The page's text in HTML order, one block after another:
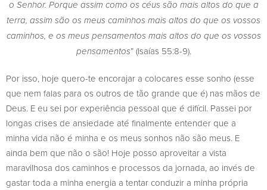
o Senhor. Porque assim como os céus são mais altos do que a
terra, assim são os meus caminhos mais altos do que os vossos
caminhos, e os meus pensamentos mais altos do que os vossos
pensamentos” (Isaías 55:8-9).
Por isso, hoje quero-te encorajar a colocares esse sonho (esse
que nem falas para os outros de tão grande que é) nas mãos de
Deus. E eu sei por experiência pessoal que é difícil. Passei por
longas crises de ansiedade até finalmente entender que a
minha vida não é minha e os meus sonhos não são meus. E
ainda bem que não o são! Hoje posso aproveitar a vista
maravilhosa dos caminhos e processos da jornada, ao invés de
gastar toda a minha energia a tentar conduzir a minha própria